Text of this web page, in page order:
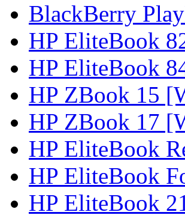
BlackBerry
HP EliteBook
HP EliteBook
HP ZBook 15
HP ZBook 17
HP EliteBook
HP EliteBook
HP EliteBook